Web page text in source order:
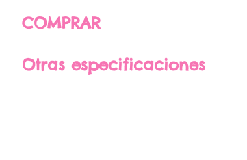
COMPRAR
CLIC AQUÍ PARA COMPRAR
Otras especificaciones